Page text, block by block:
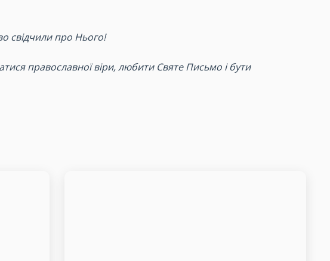
свідчили про Нього!
православної віри, любити Святе Письмо і бути